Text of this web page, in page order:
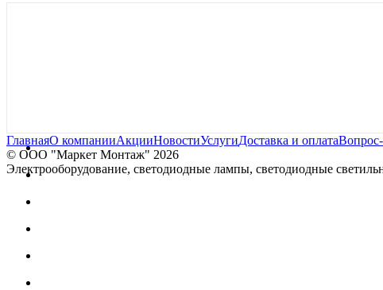
ГлавнаяО компанииАкцииНовостиУслугиДоставка и оплата
© OOO "Маркет Монтаж" 2026
Электрооборудование, светодиодные лампы, светодиодные